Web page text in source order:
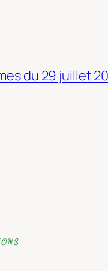
du 29 juillet